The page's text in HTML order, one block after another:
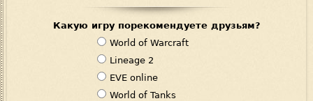
Какую игру порекомендуете друзьям?
В
а
р
и
World of Warcraft
Lineage 2
EVE online
World of Tanks